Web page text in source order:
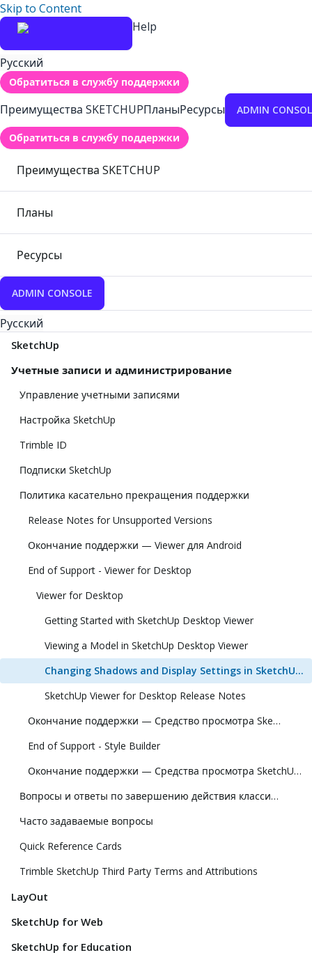
Skip to Content
Help
Русский
Обратиться в службу поддержки
Преимущества SKETCHUPПланыРесурсы ADMIN
Обратиться в службу поддержки
Преимущества SKETCHUP
Планы
Ресурсы
ADMIN CONSOLE
Русский
SketchUp
Учетные записи и администрирование
Управление учетными записями
Настройка SketchUp
Trimble ID
Подписки SketchUp
Политика касательно прекращения поддержки
Release Notes for Unsupported Versions
Окончание поддержки — Viewer для Android
End of Support - Viewer for Desktop
Viewer for Desktop
Getting Started with SketchUp Desktop Viewer
Viewing a Model in SketchUp Desktop Viewer
Changing Shadows and Display Settings in SketchUp Desktop Viewer
SketchUp Viewer for Desktop Release Notes
Окончание поддержки — Средство просмотра SketchUp для Meta Quest
End of Support - Style Builder
Окончание поддержки — Средства просмотра SketchUp для Hololens и виртуальной реальности
Вопросы и ответы по завершению действия классической лицензии
Часто задаваемые вопросы
Quick Reference Cards
Trimble SketchUp Third Party Terms and Attributions
LayOut
SketchUp for Web
SketchUp for Education